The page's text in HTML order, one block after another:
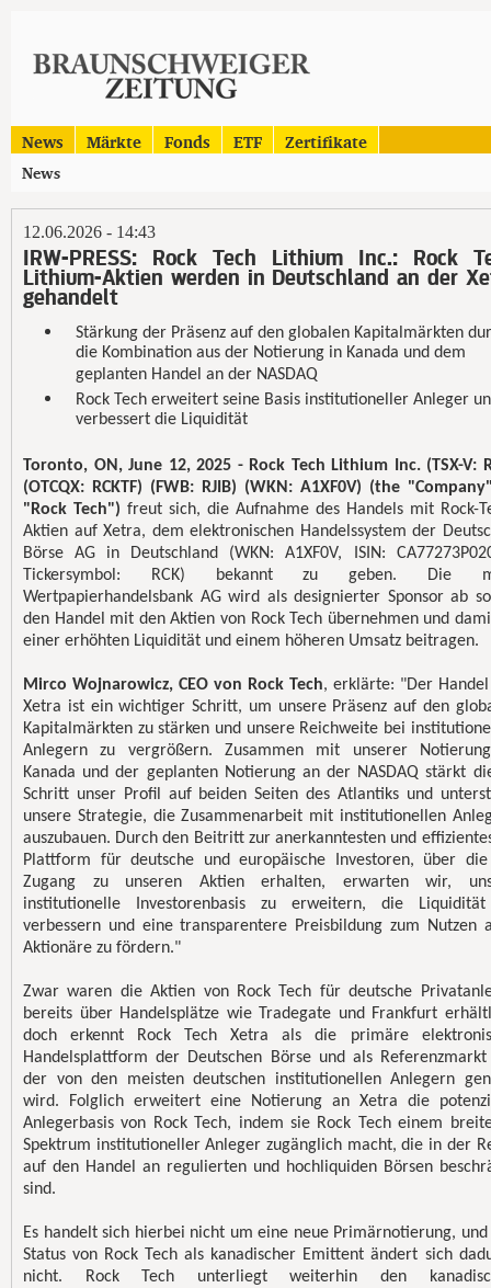
News Märkte Fonds ETF Zertifikate
News
12.06.2026 - 14:43
IRW-PRESS: Rock Tech Lithium Inc.: Rock
Lithium-Aktien werden in Deutschland an der
gehandelt
Stärkung der Präsenz auf den globalen Kapitalmärkten
die Kombination aus der Notierung in Kanada und dem
geplanten Handel an der NASDAQ
Rock Tech erweitert seine Basis institutioneller Anleger
verbessert die Liquidität
Toronto, ON, June 12, 2025 - Rock Tech Lithium Inc. (TSX-V:
(OTCQX: RCKTF) (FWB: RJIB) (WKN: A1XF0V) (the
"Rock Tech") freut sich, die Aufnahme des Handels mit Rock-
Aktien auf Xetra, dem elektronischen Handelssystem der
Börse AG in Deutschland (WKN: A1XF0V, ISIN:
Tickersymbol: RCK) bekannt zu geben. Die
Wertpapierhandelsbank AG wird als designierter Sponsor ab
den Handel mit den Aktien von Rock Tech übernehmen und
einer erhöhten Liquidität und einem höheren Umsatz beitragen.
Mirco Wojnarowicz, CEO von Rock Tech, erklärte: "Der
Xetra ist ein wichtiger Schritt, um unsere Präsenz auf den
Kapitalmärkten zu stärken und unsere Reichweite bei
Anlegern zu vergrößern. Zusammen mit unserer
Kanada und der geplanten Notierung an der NASDAQ stärkt
Schritt unser Profil auf beiden Seiten des Atlantiks und
unsere Strategie, die Zusammenarbeit mit institutionellen
auszubauen. Durch den Beitritt zur anerkanntesten und
Plattform für deutsche und europäische Investoren, über
Zugang zu unseren Aktien erhalten, erwarten wir,
institutionelle Investorenbasis zu erweitern, die
verbessern und eine transparentere Preisbildung zum Nutzen
Aktionäre zu fördern."
Zwar waren die Aktien von Rock Tech für deutsche
bereits über Handelsplätze wie Tradegate und Frankfurt
doch erkennt Rock Tech Xetra als die primäre
Handelsplattform der Deutschen Börse und als
der von den meisten deutschen institutionellen Anlegern
wird. Folglich erweitert eine Notierung an Xetra die
Anlegerbasis von Rock Tech, indem sie Rock Tech einem
Spektrum institutioneller Anleger zugänglich macht, die in der
auf den Handel an regulierten und hochliquiden Börsen
sind.
Es handelt sich hierbei nicht um eine neue Primärnotierung,
Status von Rock Tech als kanadischer Emittent ändert sich
nicht. Rock Tech unterliegt weiterhin den